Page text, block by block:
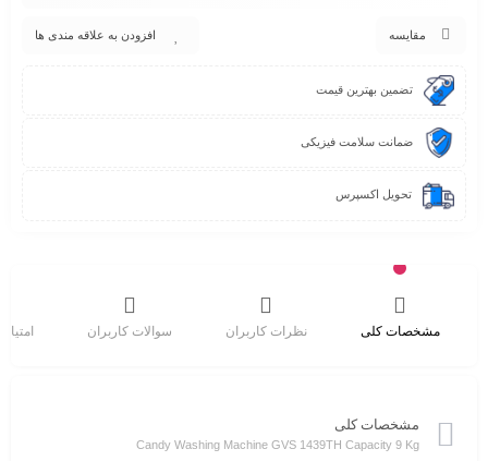
مقایسه افزودن به علاقه مندی ها
تضمین بهترین قیمت
ضمانت سلامت فیزیکی
تحویل اکسپرس
مشخصات کلی نظرات کاربران سوالات کاربران
مشخصات کلی
Candy Washing Machine GVS 1439TH Capacity 9 Kg